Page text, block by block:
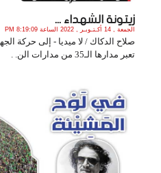
زيتونة الشهداء ...
الجمعة , 14 أكـتـوبـر , 2022 الساعة 8:19:09 PM
صلاح الدكاك / لا ميديا - إلى حركة
تعبر مدارها الـ35 من مدارات الن. .